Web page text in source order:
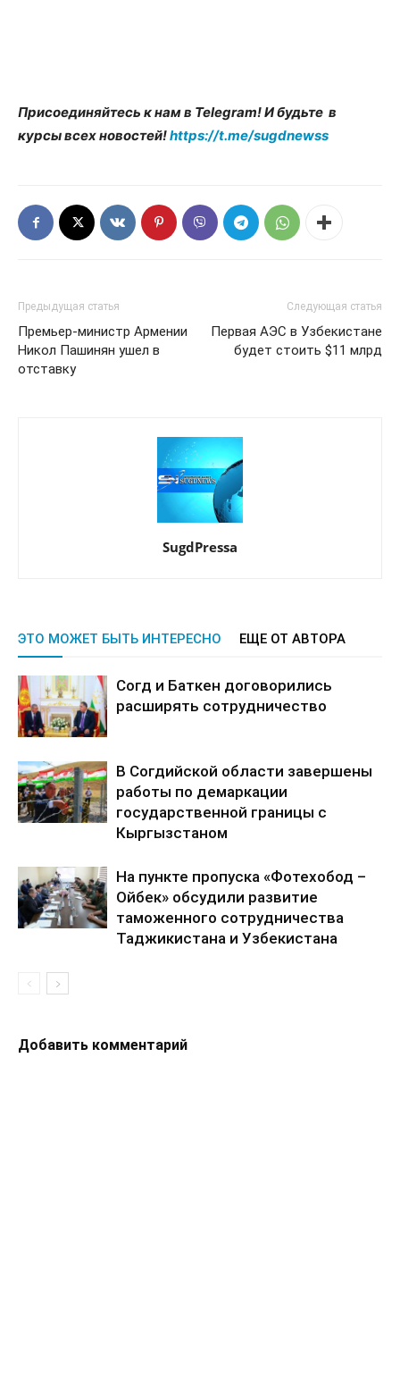
Присоединяйтесь к нам в Telegram! И будьте в
курсы всех новостей!https://t.me/sugdnewss
Предыдущая статья
Премьер-министр Армении
Никол Пашинян ушел в
отставку
Следующая статья
Первая АЭС в Узбекистане
будет стоить $11 млрд
SugdPressa
ЭТО МОЖЕТ БЫТЬ ИНТЕРЕСНО ЕЩЕ ОТ АВТОРА
Согд и Баткен договорились
расширять сотрудничество
В Согдийской области завершены
работы по демаркации
государственной границы с
Кыргызстаном
На пункте пропуска «Фотехобод –
Ойбек» обсудили развитие
таможенного сотрудничества
Таджикистана и Узбекистана
Добавить комментарий